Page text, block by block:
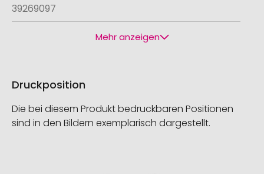
39269097
Mehr anzeigen
Druckposition
Die bei diesem Produkt bedruckbaren Positionen
sind in den Bildern exemplarisch dargestellt.